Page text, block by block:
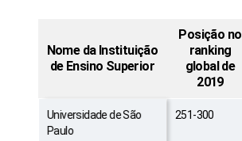
Nome da Instituição
de Ensino Superior
Posição no
ranking
global de
2019
Universidade de São
Paulo
251-300